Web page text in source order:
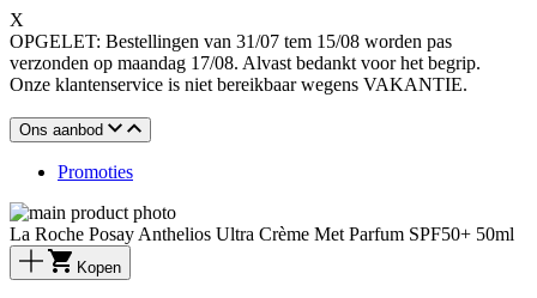
X
OPGELET: Bestellingen van 31/07 tem 15/08 worden pas
verzonden op maandag 17/08. Alvast bedankt voor het begrip.
Onze klantenservice is niet bereikbaar wegens VAKANTIE.
Ons aanbod
Promoties
La Roche Posay Anthelios Ultra Crème Met Parfum SPF50+ 50ml
Kopen